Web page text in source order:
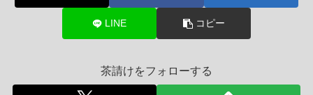
LINE コピー
茶請けをフォローする